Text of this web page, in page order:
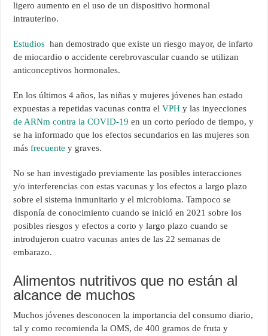
ligero aumento en el uso de un dispositivo hormonal
intrauterino.
Estudios han demostrado que existe un riesgo mayor, de infarto
de miocardio o accidente cerebrovascular cuando se utilizan
anticonceptivos hormonales.
En los últimos 4 años, las niñas y mujeres jóvenes han estado
expuestas a repetidas vacunas contra elVPHy las inyecciones
de ARNm contra la COVID-19 en un corto período de tiempo, y
se ha informado que los efectos secundarios en las mujeres son
másfrecuente y graves.
No se han investigado previamente las posibles interacciones
y/o interferencias con estas vacunas y los efectos a largo plazo
sobre el sistema inmunitario y el microbioma. Tampoco se
disponía de conocimiento cuando se inició en 2021 sobre los
posibles riesgos y efectos a corto y largo plazo cuando se
introdujeron cuatro vacunas antes de las 22 semanas de
embarazo.
Alimentos nutritivos que no están al
alcance de muchos
Muchos jóvenes desconocen la importancia del consumo diario,
tal y como recomienda la OMS, de 400 gramos de fruta y